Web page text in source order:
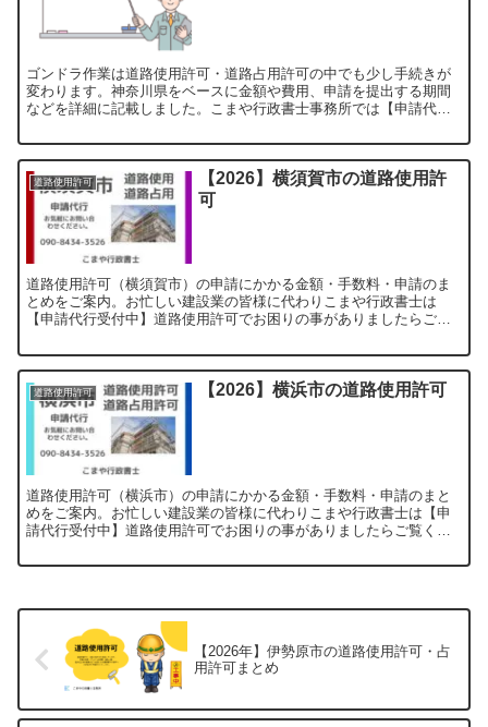
ゴンドラ作業は道路使用許可・道路占用許可の中でも少し手続きが
変わります。神奈川県をベースに金額や費用、申請を提出する期間
などを詳細に記載しました。こまや行政書士事務所では【申請代行
道路使用許可
【2026】横須賀市の道路使用許
可
道路使用許可（横須賀市）の申請にかかる金額・手数料・申請のま
とめをご案内。お忙しい建設業の皆様に代わりこまや行政書士は
【申請代行受付中】道路使用許可でお困りの事がありましたらご覧
道路使用許可 【2026】横浜市の道路使用許可
道路使用許可（横浜市）の申請にかかる金額・手数料・申請のまと
めをご案内。お忙しい建設業の皆様に代わりこまや行政書士は【申
請代行受付中】道路使用許可でお困りの事がありましたらご覧くだ
【2026年】伊勢原市の道路使用許可・占
用許可まとめ